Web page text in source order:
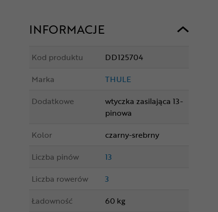
INFORMACJE
Kod produktu
DD125704
Marka
THULE
Dodatkowe
wtyczka zasilająca 13-
pinowa
Kolor
czarny-srebrny
Liczba pinów
13
Liczba rowerów
3
Ładowność
60 kg